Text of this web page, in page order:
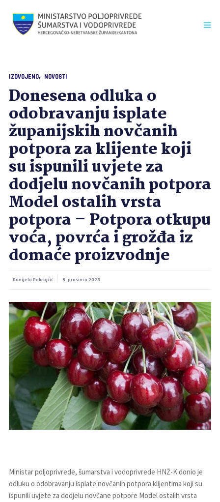
IZDVOJENO NOVOSTI
Donesena odluka o
odobravanju isplate
županijskih novčanih
potpora za klijente koji
su ispunili uvjete za
dodjelu novčanih potpora
Model ostalih vrsta
potpora – Potpora otkupu
voća, povrća i grožđa iz
domaće proizvodnje
Danijela Pokrajčić 8. prosinca 2023.
Ministar poljoprivrede, šumarstva i vodoprivrede HNŽ-K donio je
odluku o odobravanju isplate novčanih potpora klijentima koji su
ispunili uvjete za dodjelu novčane potpore Model ostalih vrsta